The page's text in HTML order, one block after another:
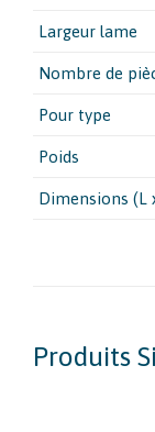
Largeur lame
Nombre de
Pour type
Poids
Dimensions (L
Produits